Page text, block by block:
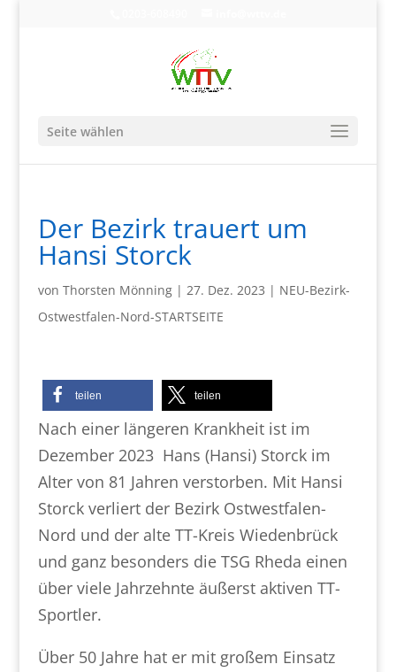
Seite wählen
Der Bezirk trauert um
Hansi Storck
von Thorsten Mönning| 27. Dez. 2023 | NEU-Bezirk-
Ostwestfalen-Nord-STARTSEITE
teilen teilen
Nach einer längeren Krankheit ist im
Dezember 2023 Hans (Hansi) Storck im
Alter von 81 Jahren verstorben. Mit Hansi
Storck verliert der Bezirk Ostwestfalen-
Nord und der alte TT-Kreis Wiedenbrück
und ganz besonders die TSG Rheda einen
über viele Jahrzehnte äußerst aktiven TT-
Sportler.
Über 50 Jahre hat er mit großem Einsatz